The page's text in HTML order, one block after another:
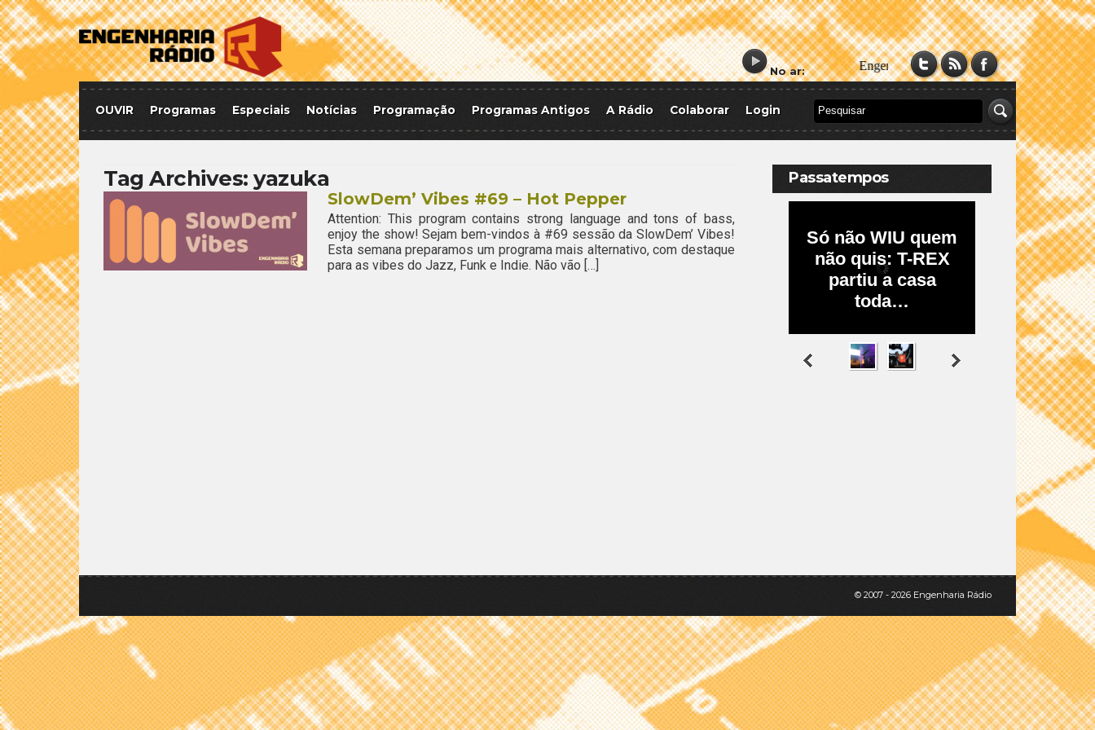
No ar:
OUVIR Programas Especiais Notícias Programação Programas Antigos A Rádio Colaborar Login
Tag Archives: yazuka
SlowDem’ Vibes #69 – Hot Pepper
Attention: This program contains strong language and tons of bass,
enjoy the show! Sejam bem-vindos à #69 sessão da SlowDem’ Vibes!
Esta semana preparamos um programa mais alternativo, com destaque
para as vibes do Jazz, Funk e Indie. Não vão […]
Passatempos
© 2007 - 2026 Engenharia Rádio